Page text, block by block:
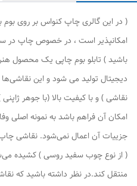
( در این گالری چاپ کنواس بر روی
امکانپذیر است ، در خصوص چاپ در
باشید ) تابلو بوم چاپی یک محصول
دیجیتال تولید می شود و این
نقاشی ) و با کیفیت بالا (با جوهر
امکان آن فراهم باشد به نمونه اصلی
جزییات آن اعمال نمی‌شود. نقاشی
( از نوع چوب سفید روسی ) کشیده
منتقل کند.در نظر داشته باشید که